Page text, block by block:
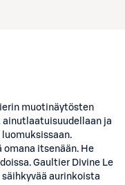
muotinäytösten
ja
itsenään. He
Gaultier Divine Le
aurinkoista